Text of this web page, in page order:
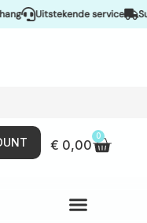
Uitstekende service
€ 0,00
0